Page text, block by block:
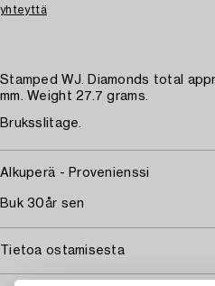
yhteyttä
Stamped WJ. Diamonds total
mm. Weight 27.7 grams.
Bruksslitage.
Alkuperä - Provenienssi
Buk 30år sen
Tietoa ostamisesta